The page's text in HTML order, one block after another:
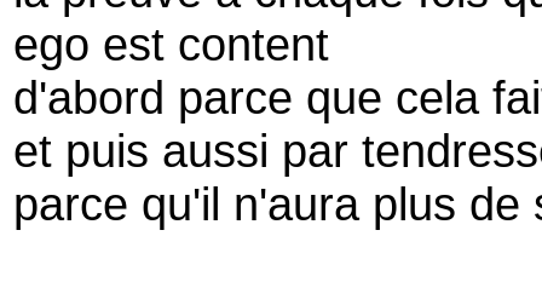
ego est content
d'abord parce que cela
et puis aussi par
parce qu'il n'aura plus de